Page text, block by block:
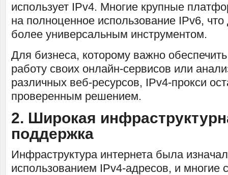
использует IPv4. Многие крупные
на полноценное использование IPv6, что
более универсальным инструментом.
Для бизнеса, которому важно
работу своих онлайн-сервисов или
различных веб-ресурсов, IPv4-прокси
проверенным решением.
2. Широкая
поддержка
Инфраструктура интернета была
использованием IPv4-адресов, и многие